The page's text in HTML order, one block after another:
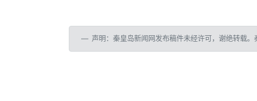
声明：秦皇岛新闻网发布稿件未经许可，谢绝转载